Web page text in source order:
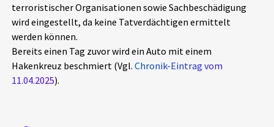
Schlaglichter
Phänomene
Aktuelles
terroristischer Organisationen sowie Sachbeschädigung
wird eingestellt, da keine Tatverdächtigen ermittelt
werden können.
Bereits einen Tag zuvor wird ein Auto mit einem
Hakenkreuz beschmiert (Vgl. Chronik-Eintrag vom
11.04.2025).